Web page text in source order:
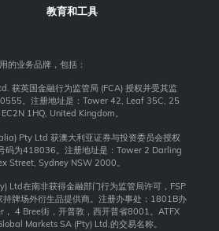
教育和工具
的业务品牌，包括：
获英国金融行为监管局 (FCA) 授权并受其监
。注册地址是：Tower 42, Leaf 35C, 25
1HQ, United Kingdom。
Pty Ltd 获澳大利亚证券与投资委员会授权
码为418036。注册地址是：Tower 2 Darling
Street, Sydney NSW 2000
Ltd在南非获得金融部门行为监管局许可，FSP
牌场外衍生品提供商。注册办事处：1801B办
4 Bree街，开普敦，西开普省8001。ATFX
Markets SA (Pty) Ltd.的交易名称。